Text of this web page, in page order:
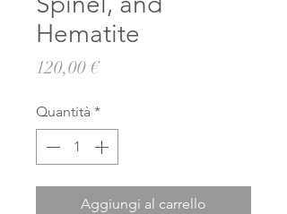
Hematite
120,00 €Prezzo
Quantità *
Aggiungi al carrello